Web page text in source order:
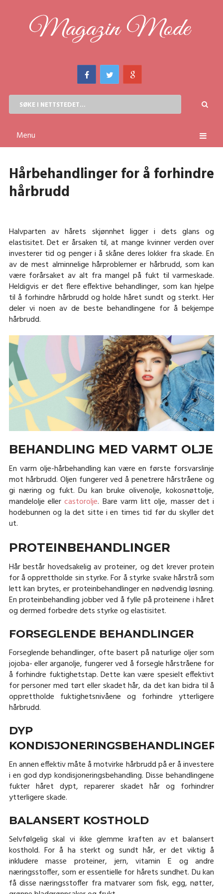
Menu
Hårbehandlinger for å forhindre
hårbrudd
Halvparten av hårets skjønnhet ligger i dets glans og
elastisitet. Det er årsaken til, at mange kvinner verden over
investerer tid og penger i å skåne deres lokker fra skade. En
av de mest alminnelige hårproblemer er hårbrudd, som kan
være forårsaket av alt fra mangel på fukt til varmeskade.
Heldigvis er det flere effektive behandlinger, som kan hjelpe
til å forhindre hårbrudd og holde håret sundt og sterkt. Her
deler vi noen av de beste behandlingene for å bekjempe
hårbrudd.
BEHANDLING MED VARMT OLJE
En varm olje-hårbehandling kan være en første forsvarslinje
mot hårbrudd. Oljen fungerer ved å penetrere hårstråene og
gi næring og fukt. Du kan bruke olivenolje, kokosnøttolje,
mandelolje ellercastorolje. Bare varm litt olje, masser det i
hodebunnen og la det sitte i en times tid før du skyller det
ut.
PROTEINBEHANDLINGER
Hår består hovedsakelig av proteiner, og det krever protein
for å opprettholde sin styrke. For å styrke svake hårstrå som
lett kan brytes, er proteinbehandlinger en nødvendig løsning.
En proteinbehandling jobber ved å fylle på proteinene i håret
og dermed forbedre dets styrke og elastisitet.
FORSEGLENDE BEHANDLINGER
Forseglende behandlinger, ofte basert på naturlige oljer som
jojoba- eller arganolje, fungerer ved å forsegle hårstråene for
å forhindre fuktighetstap. Dette kan være spesielt effektivt
for personer med tørt eller skadet hår, da det kan bidra til å
opprettholde fuktighetsnivåene og forhindre ytterligere
hårbrudd.
DYP
KONDISJONERINGSBEHANDLINGER
En annen effektiv måte å motvirke hårbrudd på er å investere
i en god dyp kondisjoneringsbehandling. Disse behandlingene
fukter håret dypt, reparerer skadet hår og forhindrer
ytterligere skade.
BALANSERT KOSTHOLD
Selvfølgelig skal vi ikke glemme kraften av et balansert
kosthold. For å ha sterkt og sundt hår, er det viktig å
inkludere masse proteiner, jern, vitamin E og andre
næringsstoffer, som er essentielle for hårets sundhet. Du kan
få disse næringsstoffer fra matvarer som fisk, egg, nøtter,